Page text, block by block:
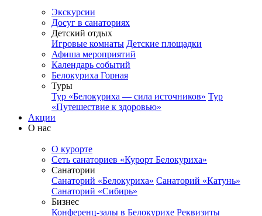
Экскурсии
Досуг в санаториях
Детский отдых
Игровые комнаты Детские площадки
Афиша мероприятий
Календарь событий
Белокуриха Горная
Туры
Тур «Белокуриха — сила источников» Тур
«Путешествие к здоровью»
Акции
О нас
О курорте
Сеть санаториев «Курорт Белокуриха»
Санатории
Санаторий «Белокуриха» Санаторий «Катунь»
Санаторий «Сибирь»
Бизнес
Конференц-залы в Белокурихе Реквизиты